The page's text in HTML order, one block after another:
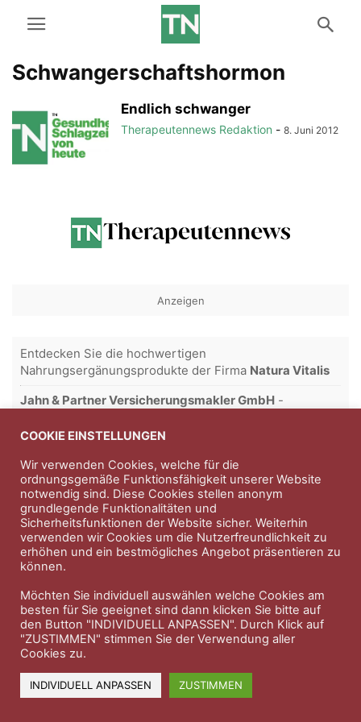
Schwangerschaftshormon
Endlich schwanger
Therapeutennews Redaktion - 8. Juni 2012
Anzeigen
Entdecken Sie die hochwertigen
Nahrungsergänungsprodukte der Firma Natura Vitalis
Jahn & Partner Versicherungsmakler GmbH -
Professioneller Rundumschutz seit über 30 Jahren.
Impressum Nutzungsbedingungen
Datenschutzerklärung Therapeutenkatalog Über uns
COOKIE EINSTELLUNGEN
Wir verwenden Cookies, welche für die
ordnungsgemäße Funktionsfähigkeit unserer Website
notwendig sind. Diese Cookies stellen anonym
grundlegende Funktionalitäten und
Sicherheitsfunktionen der Website sicher. Weiterhin
verwenden wir Cookies um die Nutzerfreundlichkeit zu
erhöhen und ein bestmögliches Angebot präsentieren zu
können.
Möchten Sie individuell auswählen welche Cookies am
besten für Sie geeignet sind dann klicken Sie bitte auf
den Button "INDIVIDUELL ANPASSEN". Durch Klick auf
"ZUSTIMMEN" stimmen Sie der Verwendung aller
Cookies zu.
INDIVIDUELL ANPASSEN ZUSTIMMEN